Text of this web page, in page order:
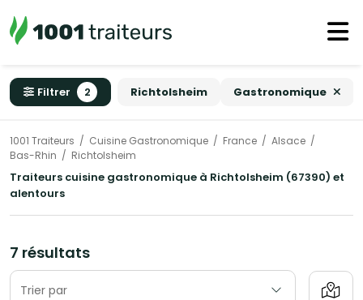
Filtrer 2 Richtolsheim Gastronomique
1001 Traiteurs Cuisine Gastronomique France
Alsace
Bas-Rhin
Richtolsheim
Traiteurs cuisine gastronomique à Richtolsheim (67390) et
alentours
7 résultats
Trier par